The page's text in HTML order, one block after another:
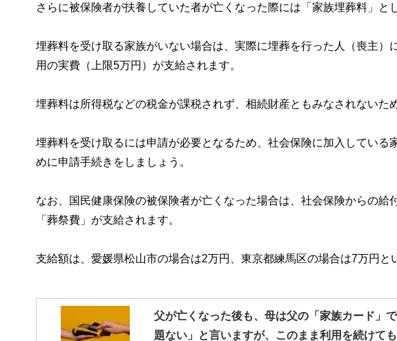
さらに被保険者が扶養していた者が亡くなった際には「家族埋葬料」と
埋葬料を受け取る家族がいない場合は、実際に埋葬を行った人（喪主
用の実費（上限5万円）が支給されます。
埋葬料は所得税などの税金が課税されず、相続財産ともみなされないた
埋葬料を受け取るには申請が必要となるため、社会保険に加入してい
めに申請手続きをしましょう。
なお、国民健康保険の被保険者が亡くなった場合は、社会保険からの給
「葬祭費」が支給されます。
支給額は、愛媛県松山市の場合は2万円、東京都練馬区の場合は7万円と
父が亡くなった後も、母は父の「家族カード」
題ない」と言いますが、このまま利用を続けて